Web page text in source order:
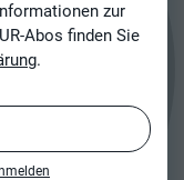
zur
Abos finden Sie
.